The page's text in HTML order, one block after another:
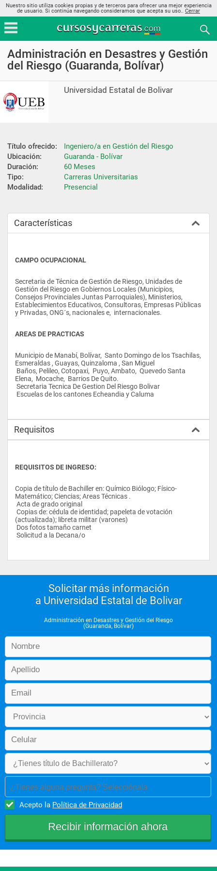
Nuestro sitio utiliza cookies propias y de terceros para ofrecer una mejor experiencia
de usuario. Si continúa navegando consideramos que acepta su uso.. Cerrar
Administración en Desastres y Gestión
del Riesgo (Guaranda, Bolívar)
Universidad Estatal de Bolivar
Título ofrecido:
Ingeniero/a en Gestión del Riesgo
Ubicación:
Guaranda - Bolívar
Duración:
60 Meses
Tipo:
Carreras Universitarias
Modalidad:
Presencial
Características
CAMPO OCUPACIONAL
Secretaria de Técnica de Gestión de Riesgo, Unidades de
Gestión del Riesgo en Gobiernos Locales (Municipios,
Consejos Provinciales Juntas Parroquiales), Ministerios,
Establecimientos Educativos, Consultoras, Empresas Públicas
y Privadas, ONG´s, nacionales e,  internacionales.
AREAS DE PRACTICAS
Municipio de Manabí, Bolívar,  Santo Domingo de los Tsachilas,
Esmeraldas , Guayas, Quinzaloma , San Miguel
Elena,  Mocache,  Barrios De Quito.
Secretaria Tecnica De Gestion Del Riesgo Bolivar
Escuelas de los cantones Echeandia y Caluma
Requisitos
REQUISITOS DE INGRESO:
Copia de título de Bachiller en: Químico Biólogo; Físico-
Matemático; Ciencias; Areas Técnicas .
Acta de grado original
(actualizada); libreta militar (varones)
Dos fotos tamaño carnet
Solicitud a la Decana/o
Solicitar más información
a Universidad Estatal de Bolivar
Administración en Desastres y Gestión del Riesgo
(Guaranda, Bolívar)
¿Tienes alguna pregunta? Selecciónala
Acepto la Política de Privacidad